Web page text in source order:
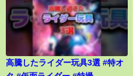
高騰したライダー玩具3選 #特オ